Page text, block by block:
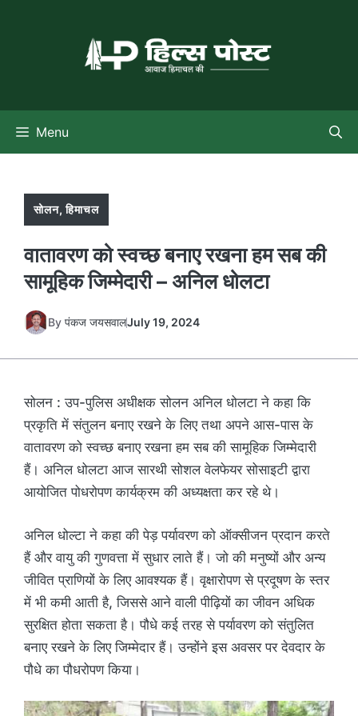
Menu
सोलन,हिमाचल
वातावरण को स्वच्छ बनाए रखना हम सब की
सामूहिक जिम्मेदारी – अनिल धोलटा
By पंकज जयसवालJuly 19, 2024
सोलन : उप-पुलिस अधीक्षक सोलन अनिल धोलटा ने कहा कि
प्रकृति में संतुलन बनाए रखने के लिए तथा अपने आस-पास के
वातावरण को स्वच्छ बनाए रखना हम सब की सामूहिक जिम्मेदारी
हैं। अनिल धोलटा आज सारथी सोशल वेलफेयर सोसाइटी द्वारा
आयोजित पोधरोपण कार्यक्रम की अध्यक्षता कर रहे थे।
अनिल धोल्टा ने कहा की पेड़ पर्यावरण को ऑक्सीजन प्रदान करते
हैं और वायु की गुणवत्ता में सुधार लाते हैं। जो की मनुष्यों और अन्य
जीवित प्राणियों के लिए आवश्यक हैं। वृक्षारोपण से प्रदूषण के स्तर
में भी कमी आती है, जिससे आने वाली पीढ़ियों का जीवन अधिक
सुरक्षित होता सकता है। पौधे कई तरह से पर्यावरण को संतुलित
बनाए रखने के लिए जिम्मेदार हैं। उन्होंने इस अवसर पर देवदार के
पौधे का पौधरोपण किया।